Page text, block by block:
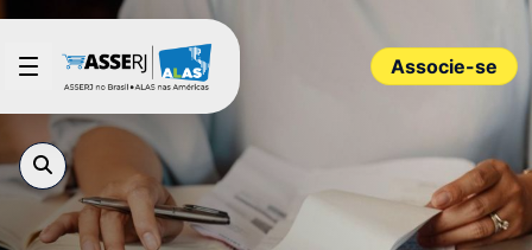
Pular para o Conteúdo principal
Associe-se